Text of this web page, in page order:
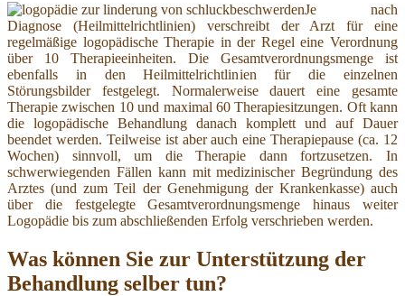
Je nach
Diagnose (Heilmittelrichtlinien) verschreibt der Arzt für eine
regelmäßige logopädische Therapie in der Regel eine Verordnung
über 10 Therapieeinheiten. Die Gesamtverordnungsmenge ist
ebenfalls in den Heilmittelrichtlinien für die einzelnen
Störungsbilder festgelegt. Normalerweise dauert eine gesamte
Therapie zwischen 10 und maximal 60 Therapiesitzungen. Oft kann
die logopädische Behandlung danach komplett und auf Dauer
beendet werden. Teilweise ist aber auch eine Therapiepause (ca. 12
Wochen) sinnvoll, um die Therapie dann fortzusetzen. In
schwerwiegenden Fällen kann mit medizinischer Begründung des
Arztes (und zum Teil der Genehmigung der Krankenkasse) auch
über die festgelegte Gesamtverordnungsmenge hinaus weiter
Logopädie bis zum abschließenden Erfolg verschrieben werden.
Was können Sie zur Unterstützung der
Behandlung selber tun?